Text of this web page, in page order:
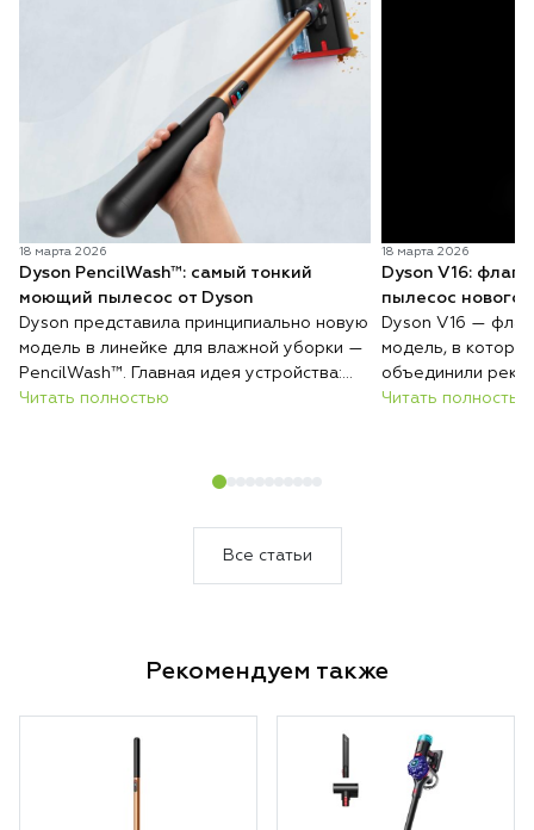
18 марта 2026
Dyson PencilWash™: самый тонкий
моющий пылесос от Dyson
Dyson представила принципиально новую
модель в линейке для влажной уборки —
PencilWash™. Главная идея устройства:
сверхтонкий и лёгкий корпус без каких-
Читать полностью
18 марта 2026
Dyson V16:
пылесос нового
Dyson V16 —
модель, в
объединили
всасывания,
Читать полностью
Все статьи
Рекомендуем также